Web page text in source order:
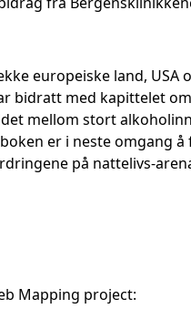
europeiske land, USA
bidratt med kapittelet
mellom stort
er i neste omgang å
på nattelivs-
Mapping project: